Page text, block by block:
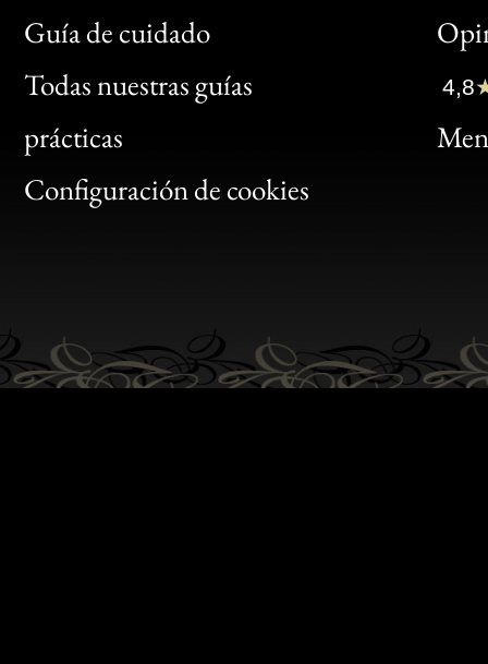
Guía de cuidado
Todas nuestras guías
prácticas
Configuración de cookies
Bon
Clic
Bon
4,8